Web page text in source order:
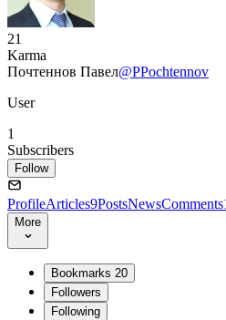
21
Karma
Почтеннов Павел@PPochtennov
User
1
Subscribers
Follow
ProfileArticles9PostsNewsComments
More
Bookmarks 20
Followers
Following